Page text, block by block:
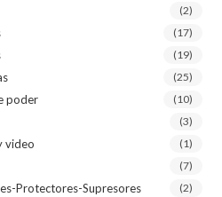
(2)
(17)
(19)
(25)
poder (10)
(3)
video (1)
(7)
Protectores-Supresores (2)